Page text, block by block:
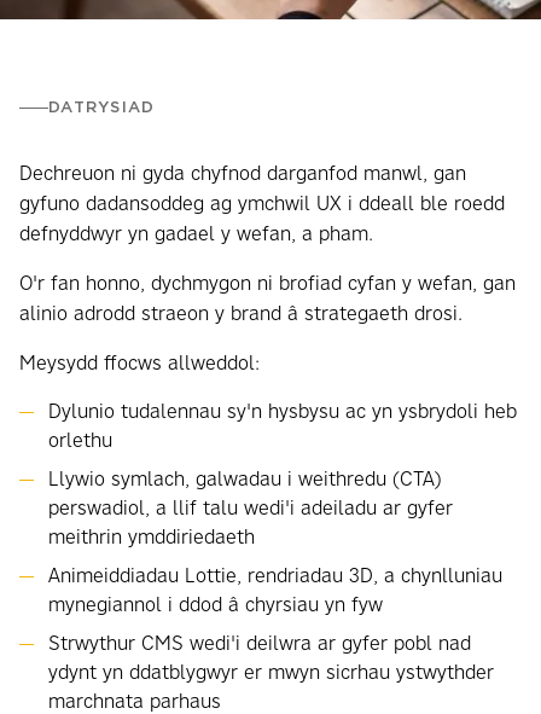
DATRYSIAD
Dechreuon ni gyda chyfnod darganfod manwl, gan
gyfuno dadansoddeg ag ymchwil UX i ddeall ble roedd
defnyddwyr yn gadael y wefan, a pham.
O'r fan honno, dychmygon ni brofiad cyfan y wefan, gan
alinio adrodd straeon y brand â strategaeth drosi.
Meysydd ffocws allweddol:
Dylunio tudalennau sy'n hysbysu ac yn ysbrydoli heb
orlethu
Llywio symlach, galwadau i weithredu (CTA)
perswadiol, a llif talu wedi'i adeiladu ar gyfer
meithrin ymddiriedaeth
Animeiddiadau Lottie, rendriadau 3D, a chynlluniau
mynegiannol i ddod â chyrsiau yn fyw
Strwythur CMS wedi'i deilwra ar gyfer pobl nad
ydynt yn ddatblygwyr er mwyn sicrhau ystwythder
marchnata parhaus